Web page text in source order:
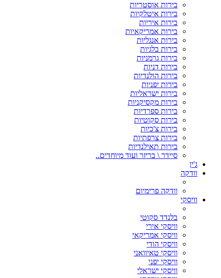
בירות אוסטריות
בירות איטלקיות
בירות איריות
בירות אמריקאיות
בירות אנגליות
בירות בלגיות
בירות גרמניות
בירות דניות
בירות הולנדיות
בירות יפניות
בירות ישראליות
בירות מקסיקניות
בירות ספרדיות
בירות סקוטיות
בירות צ'כיות
בירות צרפתיות
בירות תאילנדיות
סיידר \ בריזר ועוד מיוחדים..
ג'ין
וודקה
וודקה פרימיום
וויסקי
בלנדד סקוטי
וויסקי אירי
וויסקי אמריקאי
וויסקי הודי
וויסקי טאיוואני
וויסקי יפני
וויסקי ישראלי